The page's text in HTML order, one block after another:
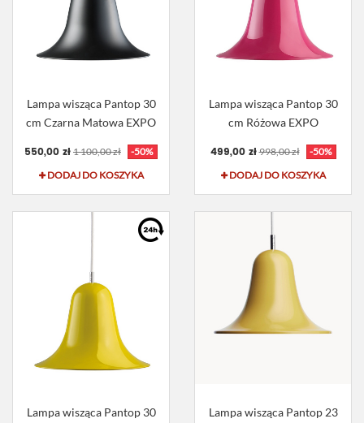
Lampa wisząca Pantop 30
cm Czarna Matowa EXPO
550,00 zł 1 100,00 zł
-50%
DODAJ DO KOSZYKA
Lampa wisząca Pantop 30
cm Różowa EXPO
499,00 zł 998,00 zł
-50%
DODAJ DO KOSZYKA
Lampa wisząca Pantop 30
Lampa wisząca Pantop 23